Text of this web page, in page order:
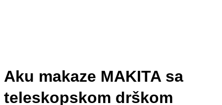
Aku makaze MAKITA sa
teleskopskom drškom